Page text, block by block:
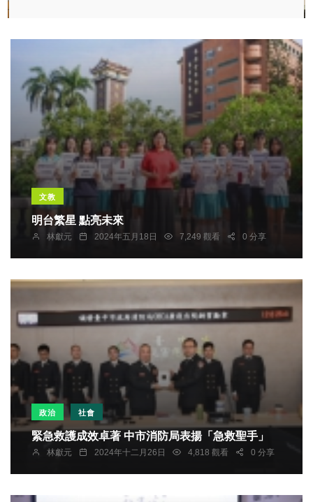
文教
明台繁星 點亮未來
林獻元 2024年五月18日 7,249 觀看 0 分享
政治 社會
緊急救護成效卓著 中市消防局表揚「急救聖手」
林獻元 2024年十二月26日 4,818 觀看 0 分享